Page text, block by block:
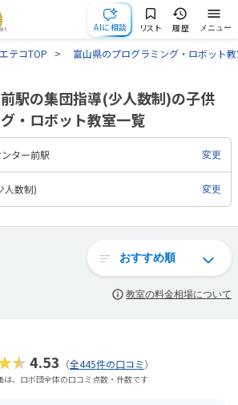
AIに相談 リスト 履歴 メニュー
テコTOP 富山県のプログラミング・ロボット
駅の集団指導(少人数制)の子供
・ロボット教室一覧
ター前駅 変更
人数制) 変更
教室の料金相場について
4.53 （全445件の口コミ）
、ロボ団全体の口コミ点数・件数です